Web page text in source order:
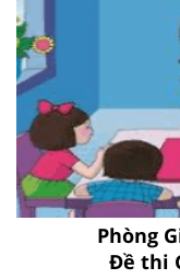
Phòng
Đề thi